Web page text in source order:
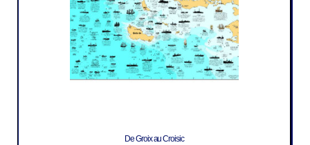
De Groix au Croisic